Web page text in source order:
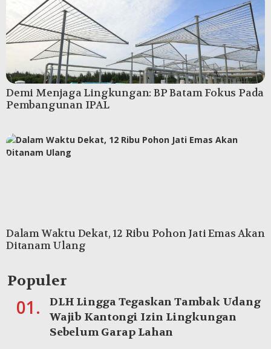
Demi Menjaga Lingkungan: BP Batam Fokus Pada
Pembangunan IPAL
Dalam Waktu Dekat, 12 Ribu Pohon Jati Emas Akan
Ditanam Ulang
Populer
01.
DLH Lingga Tegaskan Tambak Udang
Wajib Kantongi Izin Lingkungan
Sebelum Garap Lahan